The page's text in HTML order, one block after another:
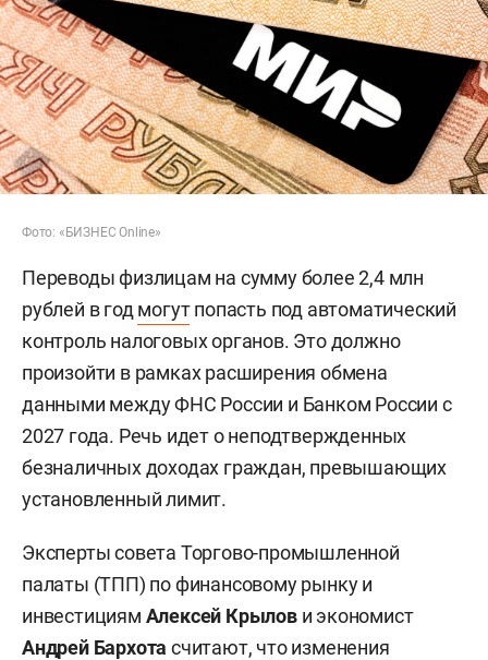
Фото: «БИЗНЕС Online»
Переводы физлицам на сумму более 2,4 млн
рублей в год могутпопасть под автоматический
контроль налоговых органов. Это должно
произойти в рамках расширения обмена
данными между ФНС России и Банком России с
2027 года. Речь идет о неподтвержденных
безналичных доходах граждан, превышающих
установленный лимит.
Эксперты совета Торгово-промышленной
палаты (ТПП) по финансовому рынку и
инвестициям Алексей Крылови экономист
Андрей Бархота считают, что изменения